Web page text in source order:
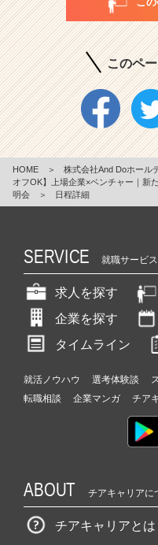
このペ
HOME ＞ 株式会社And Doホール
オフOK】上場企業×ベンチャー｜新
明会
＞ 日程詳細
SERVICE 就職サービス
求人を探す
企業を探す
タイムライン
就活ノウハウ 選考体験談
転職相談
企業マンガ チア
ABOUT チアキャリアに
チアキャリアとは